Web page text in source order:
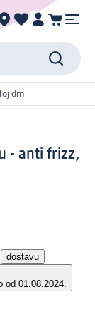
dm
- anti frizz,
dostavu
od 01.08.2024.